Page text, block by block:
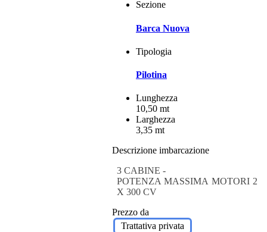
Sezione
Barca Nuova
Tipologia
Pilotina
Lunghezza
10,50 mt
Larghezza
3,35 mt
Descrizione imbarcazione
3 CABINE -
POTENZA MASSIMA MOTORI 2
X 300 CV
Prezzo da
Trattativa privata